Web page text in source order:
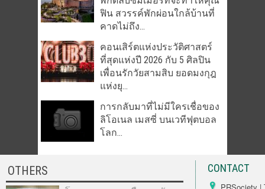
ฟิน สวรรค์พักผ่อนใกล้บ้านที่
คาดไม่ถึง...
คอนเสิร์ตแห่งประวัติศาสตร์
ที่สุดแห่งปี 2026 กับ 5 ศิลปิน
เพื่อนรักวัยสามสิบ ยอดมงกุฎ
แห่งยุ...
การกลับมาที่ไม่มีใครเชื่อของ
ลิโอเนล เมสซี่ บนเวทีฟุตบอล
โลก...
OTHERS CONTACT